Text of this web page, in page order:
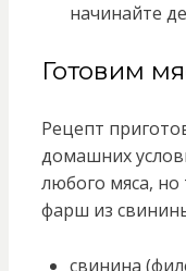
начинайте
Готовим
Рецепт
домашних
любого мяса,
фарш из
свинина